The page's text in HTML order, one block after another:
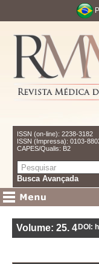
ISSN (on-line): 2238-3182
ISSN (Impressa): 0103-
CAPES/Qualis: B2
Busca Avançada
Volume: 25. 4 DOI: